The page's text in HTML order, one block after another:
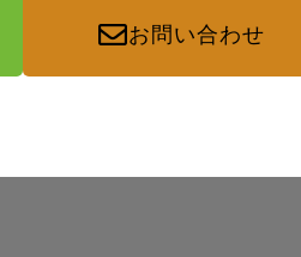
お問い合わせ